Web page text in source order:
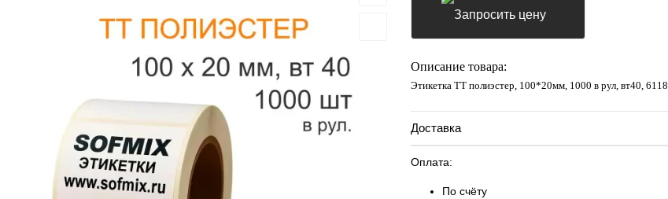
Запросить цену
Описание товара:
Этикетка ТТ полиэстер, 100*20мм, 1000 в рул, вт40, 6118
Доставка
Оплата:
По счёту